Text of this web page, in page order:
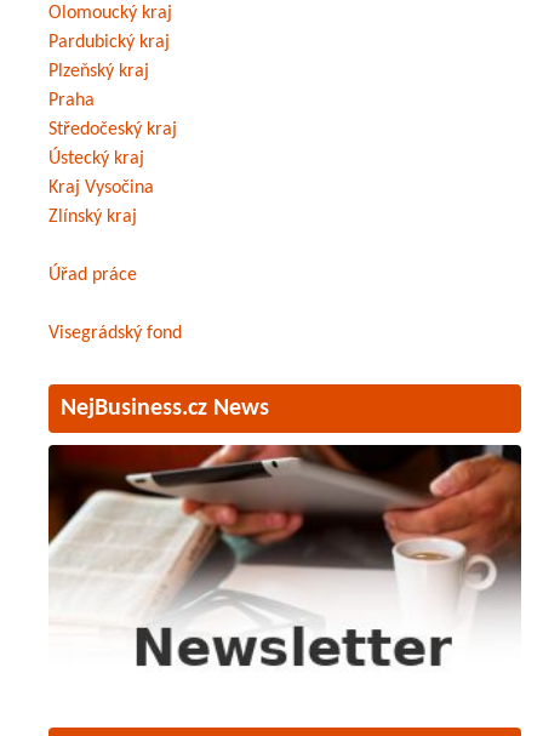
Olomoucký kraj
Pardubický kraj
Plzeňský kraj
Praha
Středočeský kraj
Ústecký kraj
Kraj Vysočina
Zlínský kraj
Úřad práce
Visegrádský fond
NejBusiness.cz News